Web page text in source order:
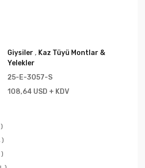
Giysiler , Kaz Tüyü Montlar &
Yelekler
25-E-3057-S
108,64 USD + KDV
)